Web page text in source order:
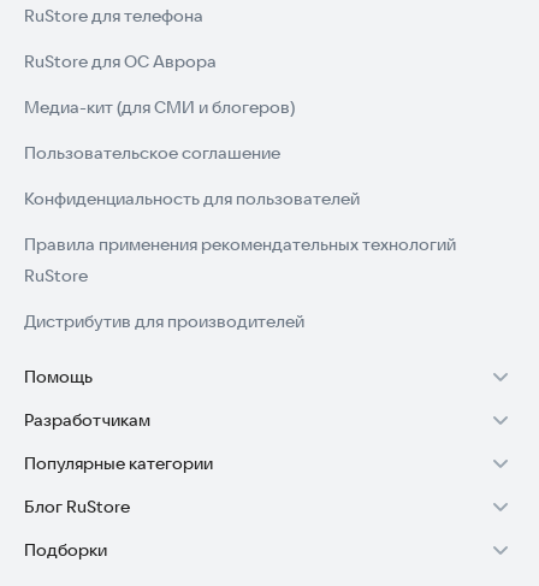
RuStore для телефона
RuStore для ОС Аврора
Медиа-кит (для СМИ и блогеров)
Пользовательское соглашение
Конфиденциальность для пользователей
Правила применения рекомендательных технологий
RuStore
Дистрибутив для производителей
Помощь
Установка RuStore на TV
Установка RuStore на телефон
Установка RuStore в машину
Помощь пользователям RuStore
Разработчикам
Зарабатывать с RuStore
Стать разработчиком
Доступ к RuStore Консоль
Популярные категории
Игры для Android
Приложения банков
Блог RuStore
Обзоры игр для Android 2025
Подборки